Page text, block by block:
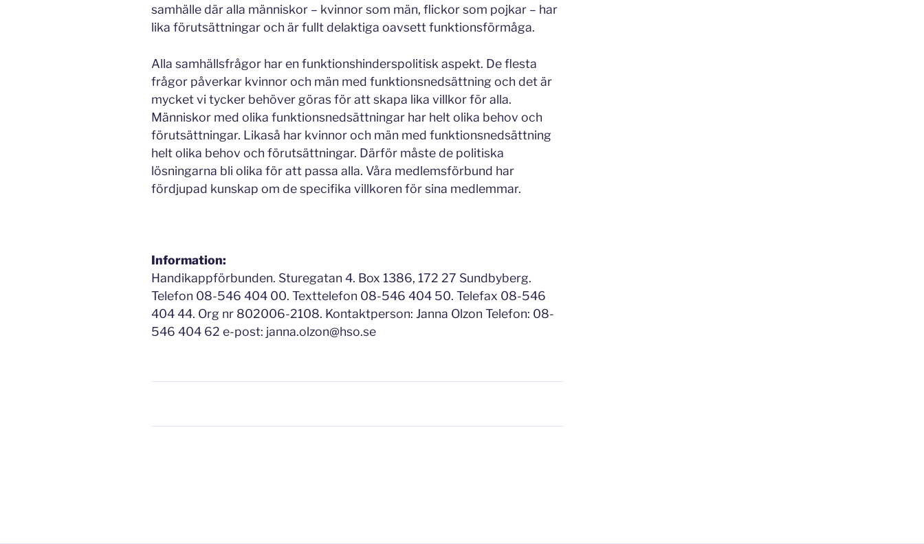
samhälle där alla människor – kvinnor som män, flickor som pojkar – har
lika förutsättningar och är fullt delaktiga oavsett funktionsförmåga.
Alla samhällsfrågor har en funktionshinderspolitisk aspekt. De flesta
frågor påverkar kvinnor och män med funktionsnedsättning och det är
mycket vi tycker behöver göras för att skapa lika villkor för alla.
Människor med olika funktionsnedsättningar har helt olika behov och
förutsättningar. Likaså har kvinnor och män med funktionsnedsättning
helt olika behov och förutsättningar. Därför måste de politiska
lösningarna bli olika för att passa alla. Våra medlemsförbund har
fördjupad kunskap om de specifika villkoren för sina medlemmar.
Information:
Handikappförbunden. Sturegatan 4. Box 1386, 172 27 Sundbyberg.
Telefon 08-546 404 00. Texttelefon 08-546 404 50. Telefax 08-546
404 44. Org nr 802006-2108. Kontaktperson: Janna Olzon Telefon: 08-
546 404 62 e-post: janna.olzon@hso.se